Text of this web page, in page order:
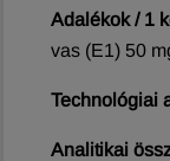
Adalékok / 1
vas (E1) 50
Technológiai
Analitikai